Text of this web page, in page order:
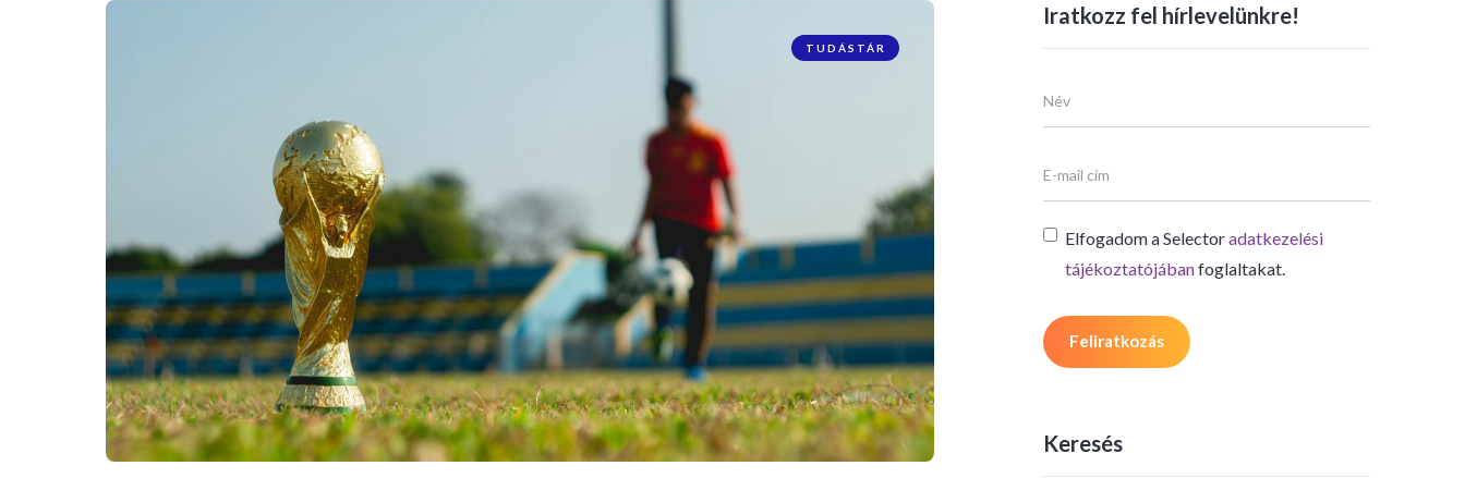
TUDÁSTÁR
Iratkozz fel hírlevelünkre!
Elfogadom a Selectoradatkezelési
tájékoztatójábanfoglaltakat.
Keresés